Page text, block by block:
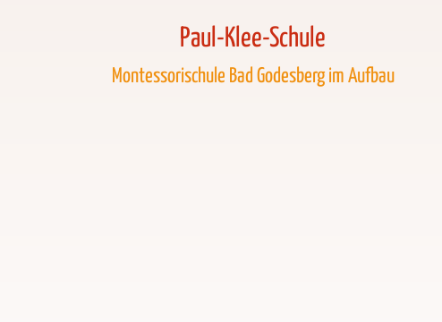
Paul-Klee-Schule
Montessorischule Bad Godesberg im Aufbau